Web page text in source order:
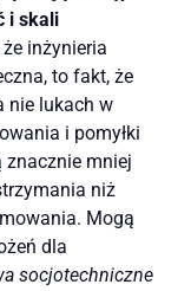
i skali
inżynieria
to fakt, że
nie lukach w
i pomyłki
znacznie mniej
niż
Mogą
dla
socjotechniczne